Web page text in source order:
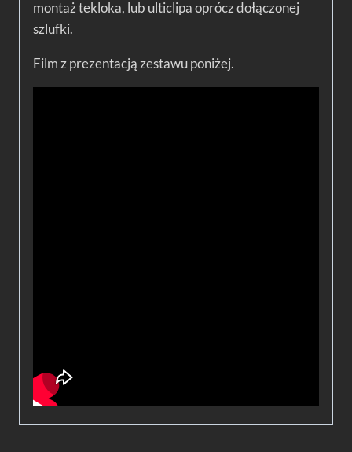
montaż tekloka, lub ulticlipa oprócz dołączonej
szlufki.
Film z prezentacją zestawu poniżej.